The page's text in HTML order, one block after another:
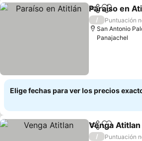
Compartir
Agregar
Paraíso en
/
Puntuación
San Antonio
Panajachel
Elige fechas para ver los precios
Compartir
Agregar
Venga Atitlan
/
Puntuación